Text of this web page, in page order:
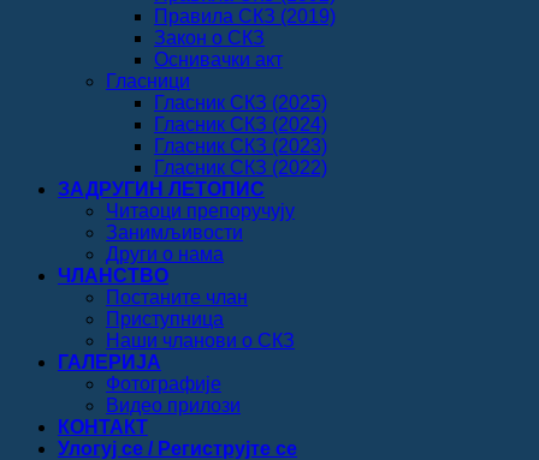
Правила СКЗ (2019)
Закон о СКЗ
Оснивачки акт
Гласници
Гласник СКЗ (2025)
Гласник СКЗ (2024)
Гласник СКЗ (2023)
Гласник СКЗ (2022)
ЗАДРУГИН ЛЕТОПИС
Читаоци препоручују
Занимљивости
Други о нама
ЧЛАНСТВО
Постаните члан
Приступница
Наши чланови о СКЗ
ГАЛЕРИЈА
Фотографије
Видео прилози
КОНТАКТ
Улогуј се / Региструјте се